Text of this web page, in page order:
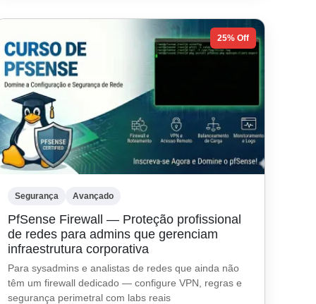
25% Off
Segurança Avançado
PfSense Firewall — Proteção profissional
de redes para admins que gerenciam
infraestrutura corporativa
Para sysadmins e analistas de redes que ainda não
têm um firewall dedicado — configure VPN, regras e
segurança perimetral com labs reais